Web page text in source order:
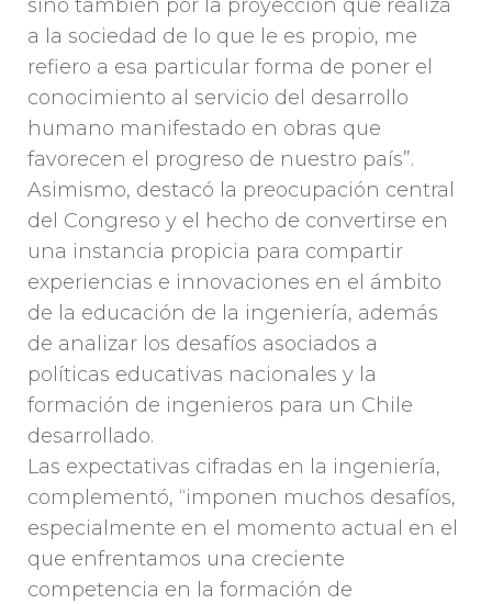
sino también por la proyección que realiza
a la sociedad de lo que le es propio, me
refiero a esa particular forma de poner el
conocimiento al servicio del desarrollo
humano manifestado en obras que
favorecen el progreso de nuestro país”.
Asimismo, destacó la preocupación central
del Congreso y el hecho de convertirse en
una instancia propicia para compartir
experiencias e innovaciones en el ámbito
de la educación de la ingeniería, además
de analizar los desafíos asociados a
políticas educativas nacionales y la
formación de ingenieros para un Chile
desarrollado.
Las expectativas cifradas en la ingeniería,
complementó, “imponen muchos desafíos,
especialmente en el momento actual en el
que enfrentamos una creciente
competencia en la formación de